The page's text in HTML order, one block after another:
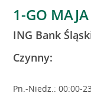
1-GO
ING Bank
Czynny:
Pn.-Niedz.: 00:00-